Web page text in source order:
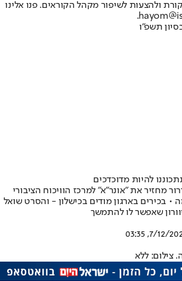
ולהצעות לשיפור מקהל הקוראים. פנו אלינו
תשפ"ו
להיות מדוכדכים
מחזיר את "אונר״א" למרכז הוויכוח הציבורי
• בכירים בארגון מודים בכישלון - והסרט שואל
שאפשר לו להתמשך
7/12/2025,
צילום: ללא